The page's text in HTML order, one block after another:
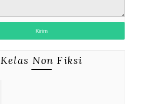
Kelas Non Fiksi